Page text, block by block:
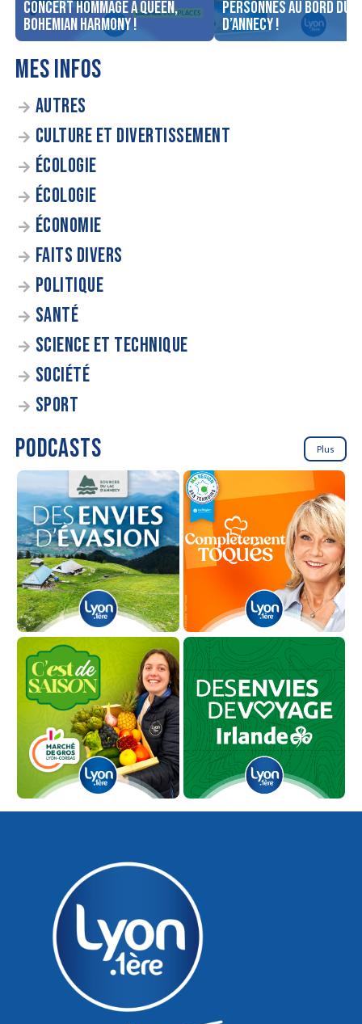
concert Hommage à Queen,
Bohemian Harmony !
personnes au bord du
d’Annecy !
MES INFOS
AUTRES
CULTURE ET DIVERTISSEMENT
ÉCOLOGIE
ÉCOLOGIE
ÉCONOMIE
FAITS DIVERS
POLITIQUE
SANTÉ
SCIENCE ET TECHNIQUE
SOCIÉTÉ
SPORT
PODCASTS Plus